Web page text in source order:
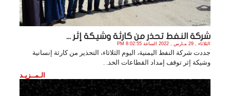
شركة النفط تحذر من كارثة وشيكة إثر ...
الثلاثاء , 29 مـارس , 2022 الساعة 8:02:55 PM
جددت شركة النفط اليمنية، اليوم الثلاثاء، التحذير من كارثة إنسانية
وشيكة إثر توقف إمداد القطاعات الخد. .
الـمــزيـد